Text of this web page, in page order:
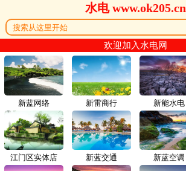
水电 www.ok205.cn
欢迎加入水电网
新蓝网络 新雷商行
江门区实体店 新蓝交通
新能水电
新蓝空调